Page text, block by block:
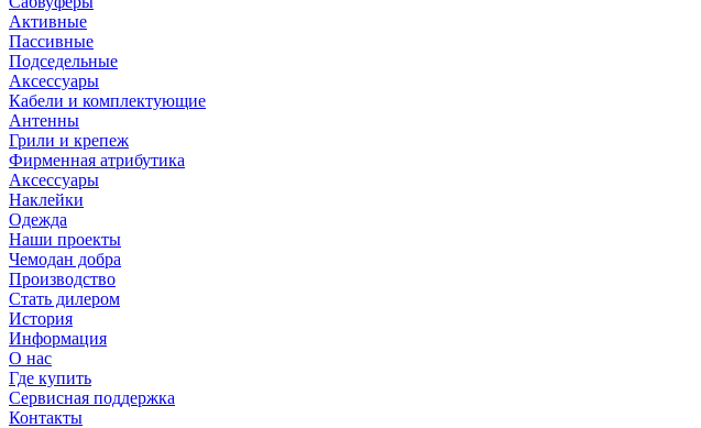
Активные
Пассивные
Подседельные
Аксессуары
Кабели и комплектующие
Антенны
Грили и крепеж
Фирменная атрибутика
Аксессуары
Наклейки
Одежда
Наши проекты
Чемодан добра
Производство
Стать дилером
История
Информация
О нас
Где купить
Сервисная поддержка
Контакты